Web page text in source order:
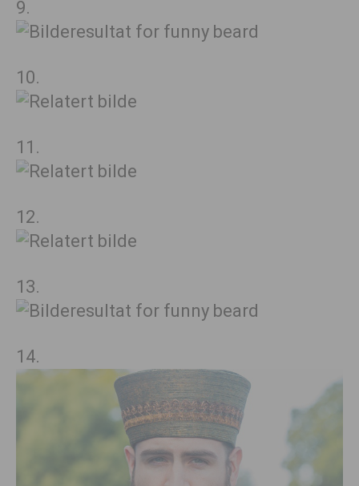
9.
10.
11.
12.
13.
14.